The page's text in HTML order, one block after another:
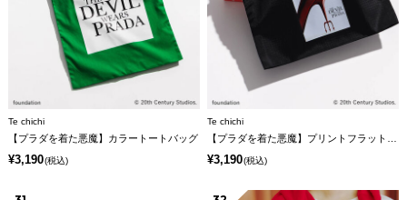
Te chichi
【プラダを着た悪魔】カラートートバッグ
¥3,190(税込)
Te chichi
¥3,190(税込)